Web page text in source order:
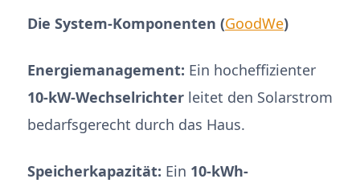
Die System-Komponenten (GoodWe)
Energiemanagement: Ein hocheffizienter
10-kW-Wechselrichter leitet den Solarstrom
bedarfsgerecht durch das Haus.
Speicherkapazität: Ein 10-kWh-